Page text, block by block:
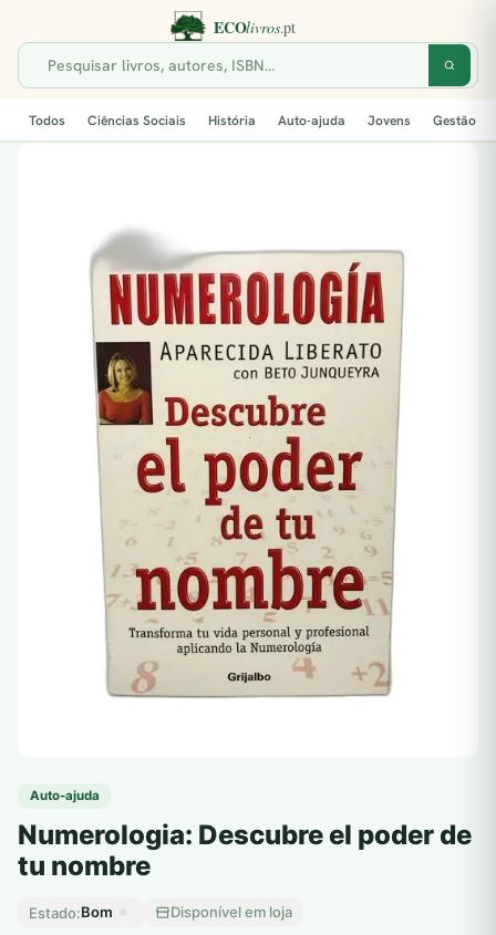
Todos Ciências Sociais História Auto-ajuda Jovens Gestão
Auto-ajuda
Numerologia: Descubre el poder de
tu nombre
Estado:Bom Disponível em loja